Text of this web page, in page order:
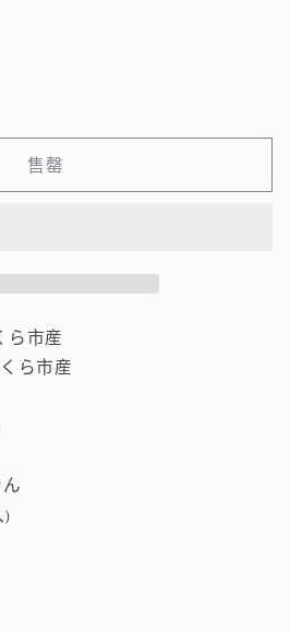
售罄
ら市産
ら市産
)